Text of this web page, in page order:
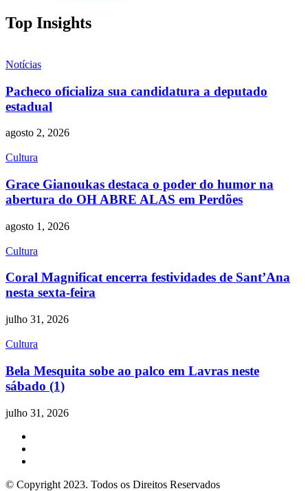
Top Insights
Notícias
Pacheco oficializa sua candidatura a deputado
estadual
agosto 2, 2026
Cultura
Grace Gianoukas destaca o poder do humor na
abertura do OH ABRE ALAS em Perdões
agosto 1, 2026
Cultura
Coral Magnificat encerra festividades de Sant’Ana
nesta sexta-feira
julho 31, 2026
Cultura
Bela Mesquita sobe ao palco em Lavras neste
sábado (1)
julho 31, 2026
© Copyright 2023. Todos os Direitos Reservados